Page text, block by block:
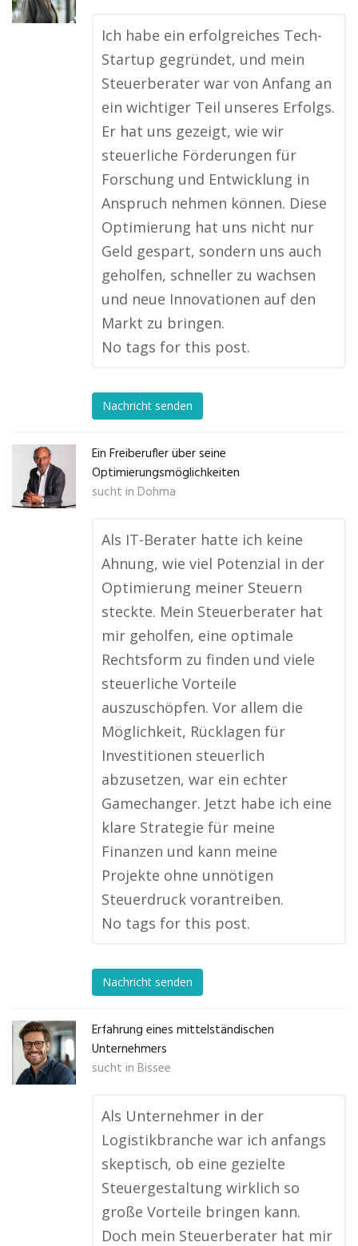
Ich habe ein erfolgreiches Tech-
Startup gegründet, und mein
Steuerberater war von Anfang an
ein wichtiger Teil unseres Erfolgs.
Er hat uns gezeigt, wie wir
steuerliche Förderungen für
Forschung und Entwicklung in
Anspruch nehmen können. Diese
Optimierung hat uns nicht nur
Geld gespart, sondern uns auch
geholfen, schneller zu wachsen
und neue Innovationen auf den
Markt zu bringen.
No tags for this post.
Nachricht senden
Ein Freiberufler über seine
Optimierungsmöglichkeiten
sucht in Dohma
Als IT-Berater hatte ich keine
Ahnung, wie viel Potenzial in der
Optimierung meiner Steuern
steckte. Mein Steuerberater hat
mir geholfen, eine optimale
Rechtsform zu finden und viele
steuerliche Vorteile
auszuschöpfen. Vor allem die
Möglichkeit, Rücklagen für
Investitionen steuerlich
abzusetzen, war ein echter
Gamechanger. Jetzt habe ich eine
klare Strategie für meine
Finanzen und kann meine
Projekte ohne unnötigen
Steuerdruck vorantreiben.
No tags for this post.
Nachricht senden
Erfahrung eines mittelständischen
Unternehmers
sucht in Bissee
Als Unternehmer in der
Logistikbranche war ich anfangs
skeptisch, ob eine gezielte
Steuergestaltung wirklich so
große Vorteile bringen kann.
Doch mein Steuerberater hat mir